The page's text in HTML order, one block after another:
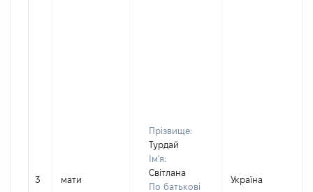
3 мати
Прізвище:
Турдай
Ім'я:
Світлана
По батькові
Україна